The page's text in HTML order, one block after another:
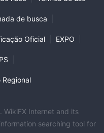
de busca
Oficial EXPO
Regional
WikiFX Internet and its
searching tool for